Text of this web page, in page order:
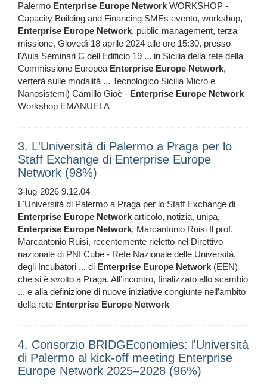
Palermo Enterprise Europe Network WORKSHOP -
Capacity Building and Financing SMEs evento, workshop,
Enterprise Europe Network, public management, terza
missione, Giovedì 18 aprile 2024 alle ore 15:30, presso
l'Aula Seminari C dell'Edificio 19 ... in Sicilia della rete della
Commissione Europea Enterprise Europe Network,
verterà sulle modalità ... Tecnologico Sicilia Micro e
Nanosistemi) Camillo Gioè - Enterprise Europe Network
Workshop EMANUELA
3. L'Università di Palermo a Praga per lo
Staff Exchange di Enterprise Europe
Network (98%)
3-lug-2026 9.12.04
L'Università di Palermo a Praga per lo Staff Exchange di
Enterprise Europe Network articolo, notizia, unipa,
Enterprise Europe Network, Marcantonio Ruisi Il prof.
Marcantonio Ruisi, recentemente rieletto nel Direttivo
nazionale di PNI Cube - Rete Nazionale delle Università,
degli Incubatori ... di Enterprise Europe Network (EEN)
che si è svolto a Praga. All’incontro, finalizzato allo scambio
... e alla definizione di nuove iniziative congiunte nell’ambito
della rete Enterprise Europe Network
4. Consorzio BRIDGEconomies: l'Università
di Palermo al kick-off meeting Enterprise
Europe Network 2025–2028 (96%)